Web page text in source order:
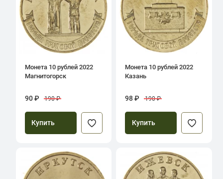
Монета 10 рублей 2022
Магнитогорск
90 ₽ 190 ₽
Купить
Монета 10 рублей 2022
Казань
98 ₽ 190 ₽
Купить